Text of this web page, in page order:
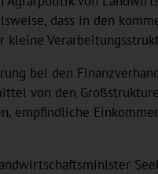
dass in den
kleine
bei den
von den
empfindliche